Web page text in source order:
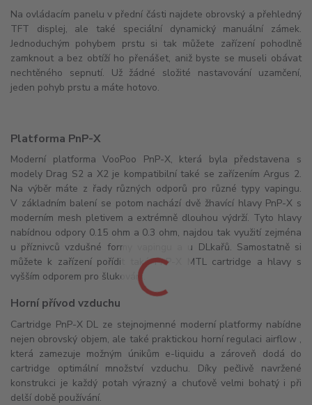
Na ovládacím panelu v přední části najdete obrovský a přehledný
TFT displej, ale také speciální dynamický manuální zámek.
Jednoduchým pohybem prstu si tak můžete zařízení pohodlně
zamknout a bez obtíží ho přenášet, aniž byste se museli obávat
nechtěného sepnutí. Už žádné složité nastavování uzamčení,
jeden pohyb prstu a máte hotovo.
Platforma PnP-X
Moderní platforma VooPoo PnP-X, která byla představena s
modely Drag S2 a X2 je kompatibilní také se zařízením Argus 2.
Na výběr máte z řady různých odporů pro různé typy vapingu.
V základním balení se potom nachází dvě žhavící hlavy PnP-X s
moderním mesh pletivem a extrémně dlouhou výdrží. Tyto hlavy
nabídnou odpory 0.15 ohm a 0.3 ohm, najdou tak využití zejména
u příznivců vzdušné formy vapingu a u DLkařů. Samostatně si
můžete k zařízení pořídit také PnP-X MTL cartridge a hlavy s
vyšším odporem pro šlukování.
Horní přívod vzduchu
Cartridge PnP-X DL ze stejnojmenné moderní platformy nabídne
nejen obrovský objem, ale také praktickou horní regulaci airflow ,
která zamezuje možným únikům e-liquidu a zároveň dodá do
cartridge optimální množství vzduchu. Díky pečlivě navržené
konstrukci je každý potah výrazný a chuťově velmi bohatý i při
delší době používání.